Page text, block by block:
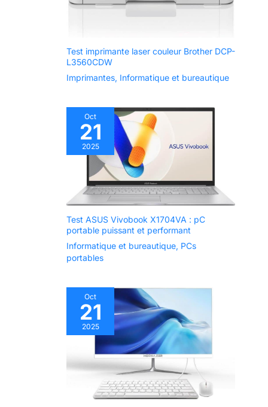
Test imprimante laser couleur Brother DCP-
L3560CDW
Imprimantes, Informatique et bureautique
Oct
21
2025
Test ASUS Vivobook X1704VA : pC
portable puissant et performant
Informatique et bureautique, PCs
portables
Oct
21
2025